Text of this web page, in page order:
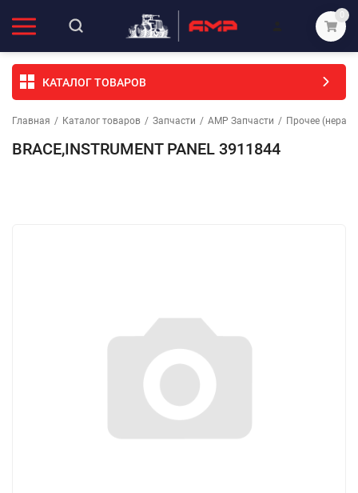
0
КАТАЛОГ ТОВАРОВ
Главная / Каталог товаров / Запчасти / АМР Запчасти / Прочее
BRACE,INSTRUMENT PANEL 3911844